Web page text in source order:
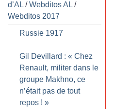
d’AL /Webditos AL /
Webditos 2017
Russie 1917
Gil Devillard : « Chez
Renault, militer dans le
groupe Makhno, ce
n’était pas de tout
repos ! »